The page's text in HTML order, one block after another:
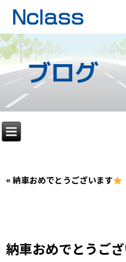
ブログ
« 納車おめでとうございます
納車おめでとうご